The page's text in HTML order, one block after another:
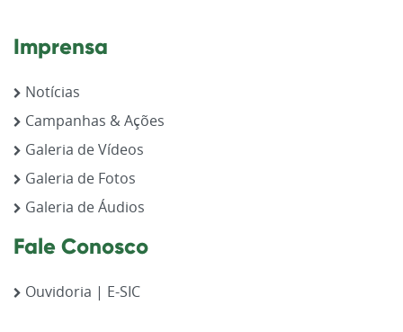
Imprensa
Notícias
Campanhas & Ações
Galeria de Vídeos
Galeria de Fotos
Galeria de Áudios
Fale Conosco
Ouvidoria | E-SIC